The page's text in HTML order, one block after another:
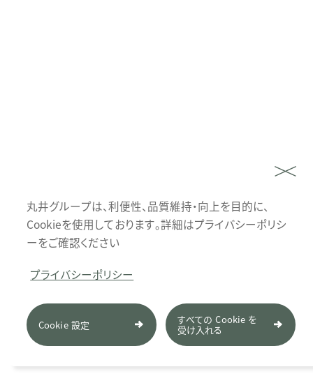
丸井グループは、利便性、品質維持・向上を目的に、
Cookieを使用しております。詳細はプライバシーポリシ
ーをご確認ください
プライバシーポリシー
Cookie 設定 すべての Cookie を
受け入れる